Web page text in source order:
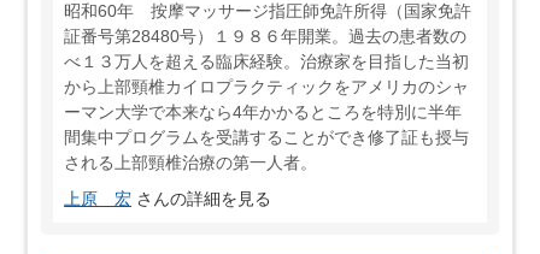
昭和60年 按摩マッサージ指圧師免許所得（国家免許
証番号第28480号）１９８６年開業。過去の患者数の
べ１３万人を超える臨床経験。治療家を目指した当初
から上部頸椎カイロプラクティックをアメリカのシャ
ーマン大学で本来なら4年かかるところを特別に半年
間集中プログラムを受講することができ修了証も授与
される上部頸椎治療の第一人者。
上原 宏 さんの詳細を見る